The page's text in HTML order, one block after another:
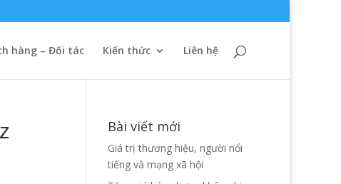
hàng – Đối tác Kiến thức Liên hệ
Bài viết mới
Giá trị thương hiệu, người nổi
tiếng và mạng xã hội